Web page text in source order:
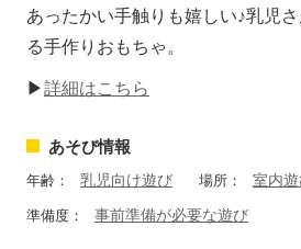
あったかい手触りも嬉しい♪乳児
る手作りおもちゃ。
▶詳細はこちら
あそび情報
年齢： 乳児向け遊び 場所： 室内
準備度： 事前準備が必要な遊び